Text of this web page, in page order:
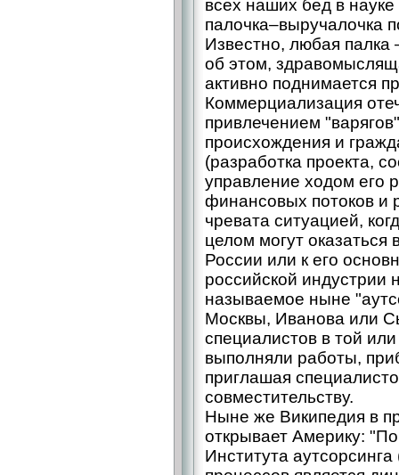
всех наших бед в науке
палочка–выручалочка
Известно, любая палка
об этом,
активно поднимается
Коммерциализация
привлечением
происхождения и
(разработка проекта,
управление ходом его
финансовых потоков и
чревата ситуацией,
целом могут
России или к его
российской индустрии
называемое ныне
Москвы, Иванова или
специалистов в той
выполняли работы,
приглашая
совместительству.
Ныне же Википедия в
открывает Америку:
Института